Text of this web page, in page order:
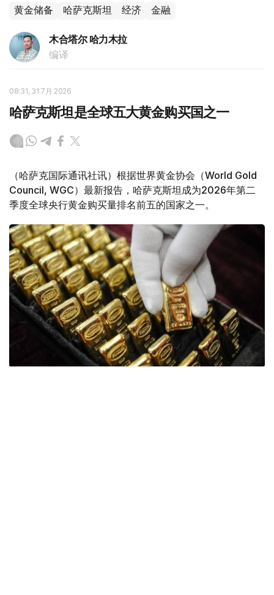
黄金储备 哈萨克斯坦 经济 金融
木合塔尔 哈力木拉
编译
08:31, 31 7月 2026
哈萨克斯坦是全球五大黄金购买国之一
（哈萨克国际通讯社讯）根据世界黄金协会（World Gold
Council, WGC）最新报告，哈萨克斯坦成为2026年第二
季度全球央行黄金购买量排名前五的国家之一。